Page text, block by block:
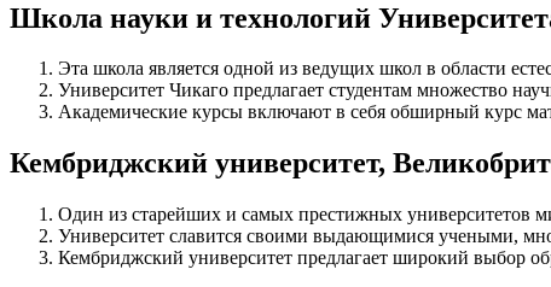
Школа науки и технологий
Эта школа является одной из ведущих школ в области
Университет Чикаго предлагает студентам множество
Академические курсы включают в себя обширный курс
Кембриджский университет,
Один из старейших и самых престижных университетов
Университет славится своими выдающимися учеными,
Кембриджский университет предлагает широкий выбор